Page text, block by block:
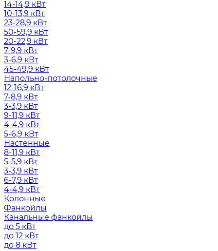
14-14,9 кВт
10-13,9 кВт
23-28,9 кВт
50-59,9 кВт
20-22,9 кВт
7-9,9 кВт
3-6,9 кВт
45-49,9 кВт
Напольно-потолочные
12-16,9 кВт
7-8,9 кВт
3-3,9 кВт
9-11,9 кВт
4-4,9 кВт
5-6,9 кВт
Настенные
8-11,9 кВт
5-5,9 кВт
3-3,9 кВт
6-7,9 кВт
4-4,9 кВт
Колонные
Фанкойлы
Канальные фанкойлы
до 5 кВт
до 12 кВт
до 8 кВт